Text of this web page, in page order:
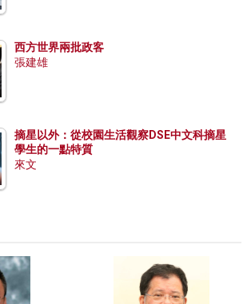
西方世界兩批政客
張建雄
摘星以外：從校園生活觀察DSE中文科摘星
學生的一點特質
來文